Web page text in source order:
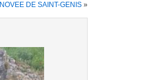
DE SAINT-GENIS »